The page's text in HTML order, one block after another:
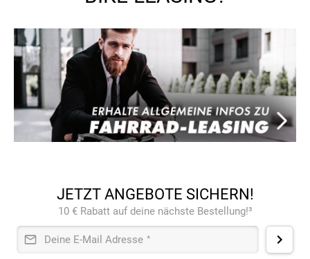
JETZT ANGEBOTE SICHERN!
10 € Rabatt auf deine nächste Bestellung!³
Deine E-Mail Adresse *